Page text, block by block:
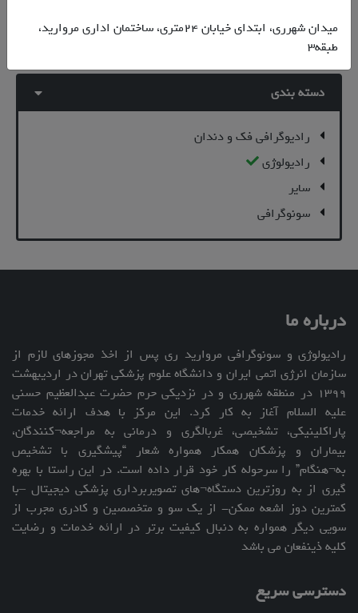
میدان شهرری، ابتدای خیابان ۲۴متری، ساختمان اداری مروارید،
طبقه۳
محبوب ترین
دسته بندی
رادیوگرافی فک و دندان
رادیولوژی
سایر
سونوگرافی
درباره ما
رادیولوژی و سونوگرافی مروارید ری پس از اخذ مجوزهای لازم از
سازمان انرژی اتمی ایران و دانشگاه علوم پزشکی تهران در اردیبهشت
۱۳۹۹ در منطقه شهرری و در نزدیکی حرم حضرت عبدالعظیم حسنی
علیه السلام آغاز به کار کرد. این مرکز با هدف ارائه خدمات
پاراکلینیکی، تشخیصی، غربالگری و درمانی به مراجعه¬کنندگان،
بیماران و پزشکان همکار همواره شعار “پیشگیری با تشخیص
به¬هنگام” را سرحوله کار خود قرار داده است. در این راستا با بهره
گیری از به روزترین دستگاه¬های تصویربرداری پزشکی دیجیتال –با
کمترین دوز اشعه ممکن- از یک سو و متخصصین و کادری مجرب از
سویی دیگر همواره به دنبال کیفیت برتر در ارائه خدمات و رضایت
کلیه ذینفعان می باشد
دسترسی سریع